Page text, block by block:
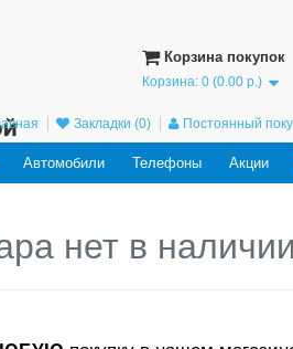
Корзина покупок
Корзина: 0 (0.00 р.)
Закладки (0) Постоянный
Автомобили Телефоны Акции
нет в